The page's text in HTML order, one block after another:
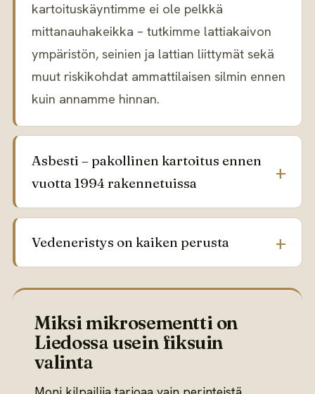
kartoituskäyntimme ei ole pelkkä
mittanauhakeikka – tutkimme lattiakaivon
ympäristön, seinien ja lattian liittymät sekä
muut riskikohdat ammattilaisen silmin ennen
kuin annamme hinnan.
Asbesti – pakollinen kartoitus ennen
vuotta 1994 rakennetuissa
Vedeneristys on kaiken perusta
Miksi mikrosementti on
Liedossa usein fiksuin
valinta